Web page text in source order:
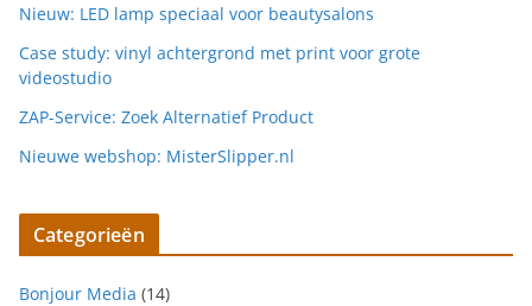
Nieuw: LED lamp speciaal voor beautysalons
Case study: vinyl achtergrond met print voor grote
videostudio
ZAP-Service: Zoek Alternatief Product
Nieuwe webshop: MisterSlipper.nl
Categorieën
Bonjour Media (14)